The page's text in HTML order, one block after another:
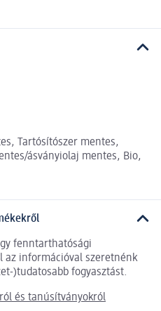
Tartósítószer mentes,
ásványiolaj mentes, Bio,
fenntarthatósági
az információval szeretnénk
)tudatosabb fogyasztást.
és tanúsítványokról